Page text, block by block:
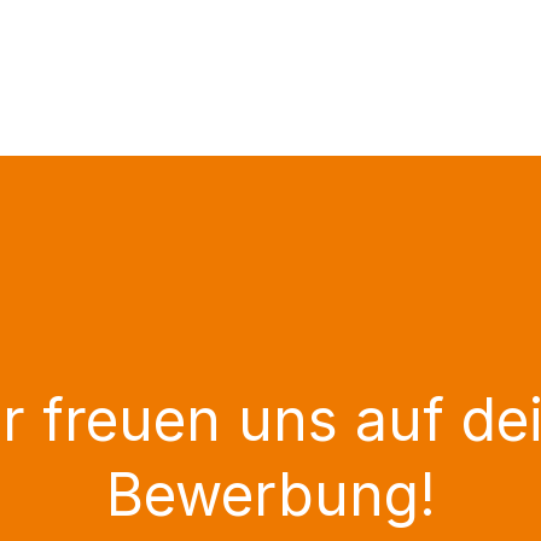
freuen uns auf
Bewerbung!